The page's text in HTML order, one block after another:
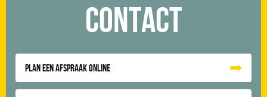
Contact
Plan een afspraak online